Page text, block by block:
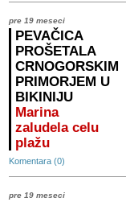
pre 19 meseci
PEVAČICA
PROŠETALA
CRNOGORSKIM
PRIMORJEM U
BIKINIJU
Marina
zaludela celu
plažu
Komentara (0)
pre 19 meseci